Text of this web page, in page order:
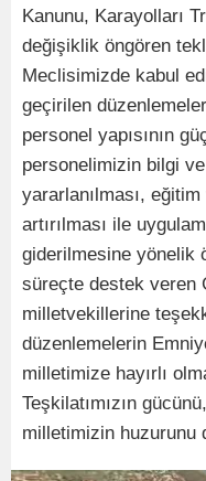
Kanunu, Karayolları
değişiklik öngören
Meclisimizde kabul
geçirilen
personel yapısının
personelimizin bilgi
yararlanılması,
artırılması ile
giderilmesine yönelik
süreçte destek veren
milletvekillerine
düzenlemelerin
milletimize hayırlı
Teşkilatımızın
milletimizin huzurunu